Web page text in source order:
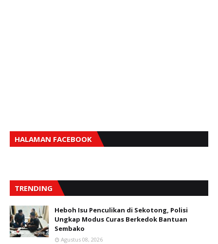
HALAMAN FACEBOOK
TRENDING
Heboh Isu Penculikan di Sekotong, Polisi
Ungkap Modus Curas Berkedok Bantuan
Sembako
Agustus 08, 2026